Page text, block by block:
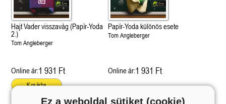
Hajt Vader visszavág (Papír-Yoda
2.)
Tom Angleberger
Online ár:1 931 Ft
Kosárba
Papír-Yoda különös esete
Tom Angleberger
Online ár:1 931 Ft
Ez a weboldal sütiket (cookie)